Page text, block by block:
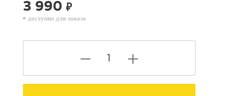
3 990 ₽
доступно для заказа